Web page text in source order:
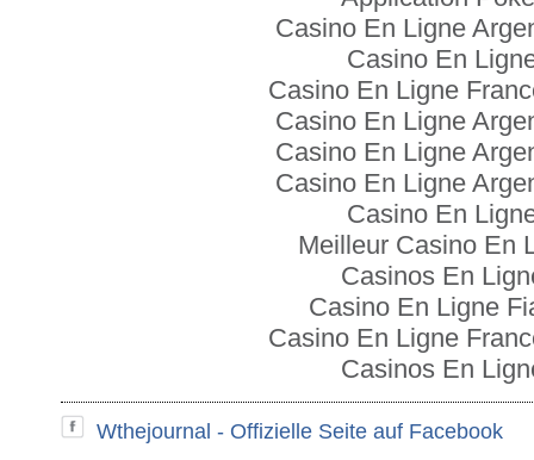
Casino En Ligne
Casino En
Casino En Ligne
Casino En Ligne
Casino En Ligne
Casino En Ligne
Casino En
Meilleur Casino En
Casinos En
Casino En Ligne
Casino En Ligne
Casinos En
Wthejournal - Offizielle Seite auf Facebook